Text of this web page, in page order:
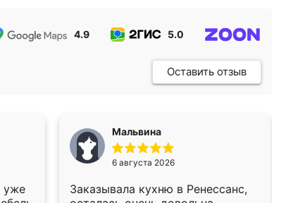
4.9 5.0
Оставить отзыв
уже
Мальвина
6 августа 2026
Заказывала кухню в Ренессанс,